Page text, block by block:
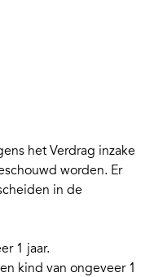
het Verdrag inzake
worden. Er
in de
1 jaar.
kind van ongeveer 1